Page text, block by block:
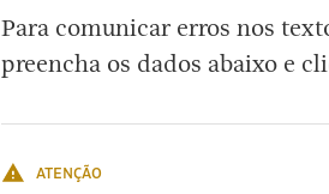
Para comunicar erros nos
preencha os dados abaixo e
ATENÇÃO